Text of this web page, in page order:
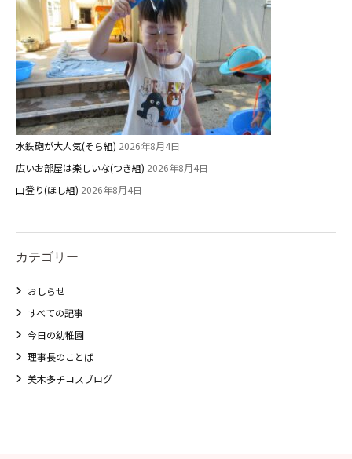
水鉄砲が大人気(そら組) 2026年8月4日
広いお部屋は楽しいな(つき組) 2026年8月4日
山登り(ほし組) 2026年8月4日
カテゴリー
おしらせ
すべての記事
今日の幼稚園
理事長のことば
美木多チコスブログ